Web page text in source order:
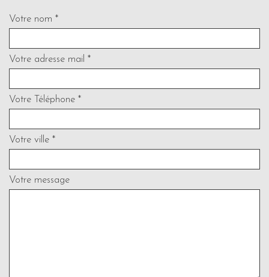
Votre nom *
Votre adresse mail *
Votre Téléphone *
Votre ville *
Votre message